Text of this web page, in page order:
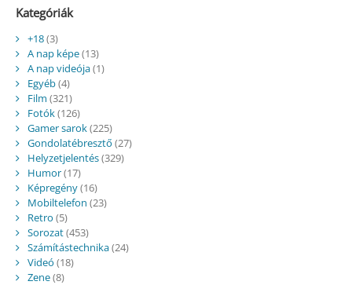
Kategóriák
+18(3)
A nap képe(13)
A nap videója(1)
Egyéb(4)
Film (321)
Fotók(126)
Gamer sarok(225)
Gondolatébresztő (27)
Helyzetjelentés(329)
Humor(17)
Képregény(16)
Mobiltelefon (23)
Retro (5)
Sorozat(453)
Számítástechnika(24)
Videó (18)
Zene(8)